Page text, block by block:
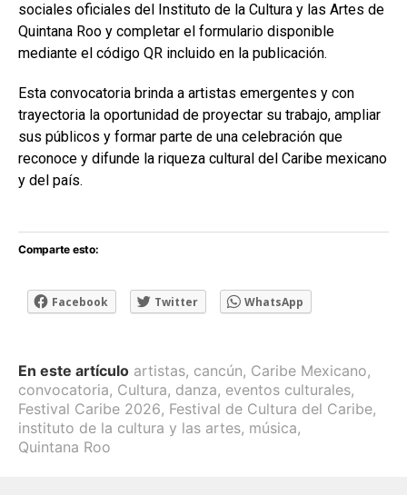
sociales oficiales del Instituto de la Cultura y las Artes de
Quintana Roo y completar el formulario disponible
mediante el código QR incluido en la publicación.
Esta convocatoria brinda a artistas emergentes y con
trayectoria la oportunidad de proyectar su trabajo, ampliar
sus públicos y formar parte de una celebración que
reconoce y difunde la riqueza cultural del Caribe mexicano
y del país.
Comparte esto:
Facebook Twitter WhatsApp
En este artículo artistas, cancún, Caribe Mexicano,
convocatoria, Cultura, danza, eventos culturales,
Festival Caribe 2026, Festival de Cultura del Caribe,
instituto de la cultura y las artes, música,
Quintana Roo